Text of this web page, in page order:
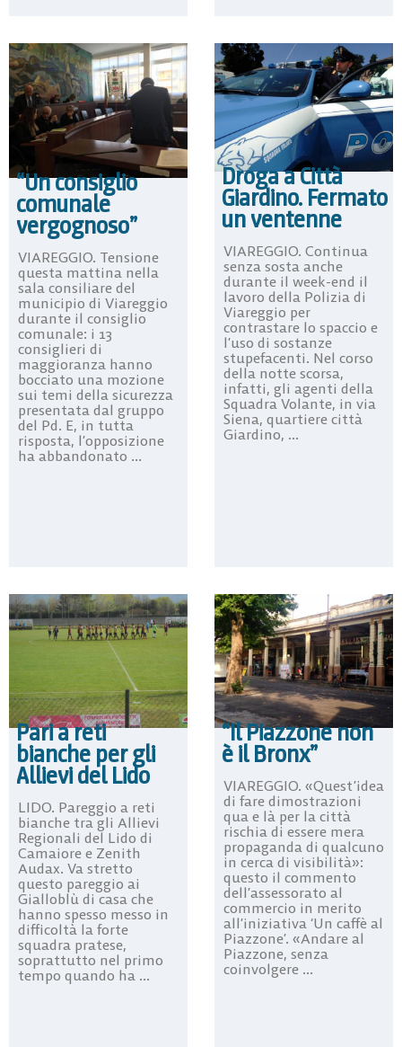
“Un consiglio
comunale
vergognoso”
VIAREGGIO. Tensione
questa mattina nella
sala consiliare del
municipio di Viareggio
durante il consiglio
comunale: i 13
consiglieri di
maggioranza hanno
bocciato una mozione
sui temi della sicurezza
presentata dal gruppo
del Pd. E, in tutta
risposta, l’opposizione
ha abbandonato ...
Droga a Città
Giardino. Fermato
un ventenne
VIAREGGIO. Continua
senza sosta anche
durante il week-end il
lavoro della Polizia di
Viareggio per
contrastare lo spaccio e
l’uso di sostanze
stupefacenti. Nel corso
della notte scorsa,
infatti, gli agenti della
Squadra Volante, in via
Siena, quartiere città
Giardino, ...
Pari a reti
bianche per gli
Allievi del Lido
LIDO. Pareggio a reti
bianche tra gli Allievi
Regionali del Lido di
Camaiore e Zenith
Audax. Va stretto
questo pareggio ai
Gialloblù di casa che
hanno spesso messo in
difficoltà la forte
squadra pratese,
soprattutto nel primo
tempo quando ha ...
“Il Piazzone non
è il Bronx”
VIAREGGIO. «Quest’idea
di fare dimostrazioni
qua e là per la città
rischia di essere mera
propaganda di qualcuno
in cerca di visibilità»:
questo il commento
dell’assessorato al
commercio in merito
all’iniziativa ‘Un caffè al
Piazzone’. «Andare al
Piazzone, senza
coinvolgere ...